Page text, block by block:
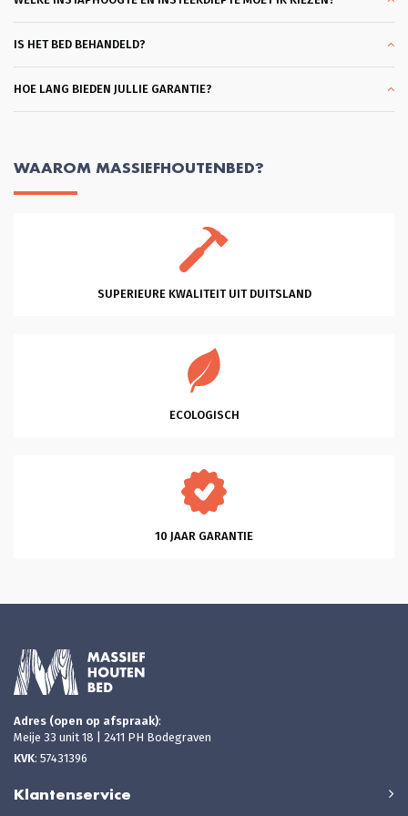
professionele hulp en vriendelijkheid
met je mooie bedrijf!
IS HET BED BEHANDELD?
HOE LANG BIEDEN JULLIE GARANTIE?
WAAROM MASSIEFHOUTENBED?
SUPERIEURE KWALITEIT UIT DUITSLAND
ECOLOGISCH
10 JAAR GARANTIE
Adres (open op afspraak):
Meije 33 unit 18 | 2411 PH Bodegraven
KVK: 57431396
Klantenservice